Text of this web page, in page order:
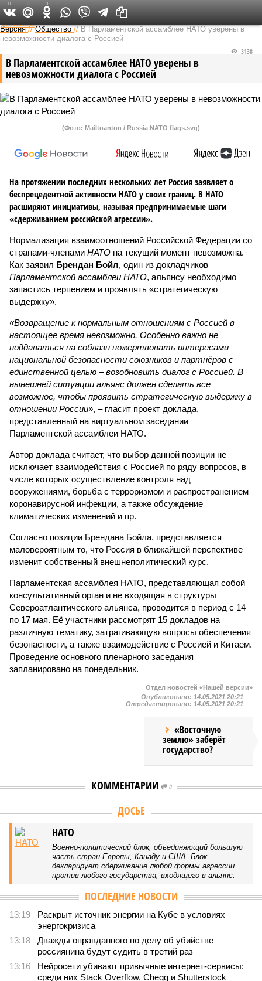
Федеральный выпуск
Версия //Общество //В Парламентской ассамблее НАТО уверены в
невозможности диалога с Россией
В Парламентской ассамблее НАТО уверены в
невозможности диалога с Россией
3138
(Фото: Mailtoanton / Russia NATO flags.svg)
На протяжении последних нескольких лет Россия заявляет о
беспрецедентной активности НАТО у своих границ. В НАТО
расширяют инициативы, называя предпринимаемые шаги
«сдерживанием российской агрессии».
Нормализация взаимоотношений Российской Федерации со
странами-членами НАТО на текущий момент невозможна.
Как заявил Брендан Бойл, один из докладчиков
Парламентской ассамблеи НАТО, альянсу необходимо
запастись терпением и проявлять «стратегическую
выдержку».
«Возвращение к нормальным отношениям с Россией в
настоящее время невозможно. Особенно важно не
поддаваться на соблазн пожертвовать интересами
национальной безопасности союзников и партнёров с
единственной целью – возобновить диалог с Россией. В
нынешней ситуации альянс должен сделать все
возможное, чтобы проявить стратегическую выдержку в
отношении России», – гласит проект доклада,
представленный на виртуальном заседании
Парламентской ассамблеи НАТО.
Автор доклада считает, что выбор данной позиции не
исключает взаимодействия с Россией по ряду вопросов, в
числе которых осуществление контроля над
вооружениями, борьба с терроризмом и распространением
коронавирусной инфекции, а также обсуждение
климатических изменений и пр.
Согласно позиции Брендана Бойла, представляется
маловероятным то, что Россия в ближайшей перспективе
изменит собственный внешнеполитический курс.
Парламентская ассамблея НАТО, представляющая собой
консультативный орган и не входящая в структуры
Североатлантического альянса, проводится в период с 14
по 17 мая. Её участники рассмотрят 15 докладов на
различную тематику, затрагивающую вопросы обеспечения
безопасности, а также взаимодействие с Россией и Китаем.
Проведение основного пленарного заседания
запланировано на понедельник.
0 0 0
Отдел новостей «Нашей версии»
Опубликовано: 14.05.2021 20:21
Отредактировано: 14.05.2021 20:21
«Восточную
землю» заберёт
государство?
КОММЕНТАРИИ 0
Версия //Украина //Киев перешёл к террору гражданских, пора давать
Киев перешёл к террору гражданских, пора давать
адекватный ответ
Мочить в сортире
Киев перешёл к террору гражданских, пора давать адекватный ответ
(коллаж: рисунок - Темур Козаев, фото - Deep Vision)